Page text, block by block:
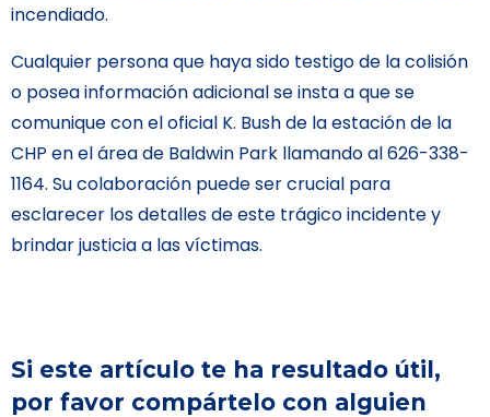
incendiado.
Cualquier persona que haya sido testigo de la colisión
o posea información adicional se insta a que se
comunique con el oficial K. Bush de la estación de la
CHP en el área de Baldwin Park llamando al 626-338-
1164. Su colaboración puede ser crucial para
esclarecer los detalles de este trágico incidente y
brindar justicia a las víctimas.
Si este artículo te ha resultado útil,
por favor compártelo con alguien